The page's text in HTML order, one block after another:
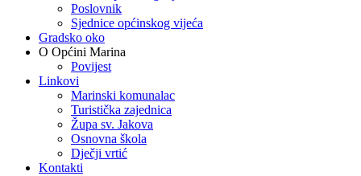
Poslovnik
Sjednice općinskog vijeća
Gradsko oko
O Općini Marina
Povijest
Linkovi
Marinski komunalac
Turistička zajednica
Župa sv. Jakova
Osnovna škola
Dječji vrtić
Kontakti